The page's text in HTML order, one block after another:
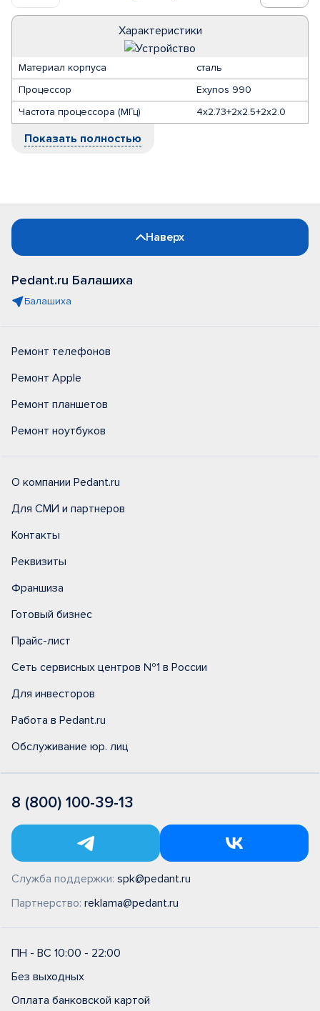
Характеристики
Материал корпуса
сталь
Процессор
Exynos 990
Частота процессора (МГц)
4х2.73+2х2.5+2х2.0
Показать полностью
Наверх
Pedant.ru Балашиха
Балашиха
Ремонт телефонов
Ремонт Apple
Ремонт планшетов
Ремонт ноутбуков
О компании Pedant.ru
Для СМИ и партнеров
Контакты
Реквизиты
Франшиза
Готовый бизнес
Прайс-лист
Сеть сервисных центров №1 в России
Для инвесторов
Работа в Pedant.ru
Обслуживание юр. лиц
8 (800) 100-39-13
Служба поддержки: spk@pedant.ru
Партнерство: reklama@pedant.ru
ПН - ВС 10:00 - 22:00
Без выходных
Оплата банковской картой